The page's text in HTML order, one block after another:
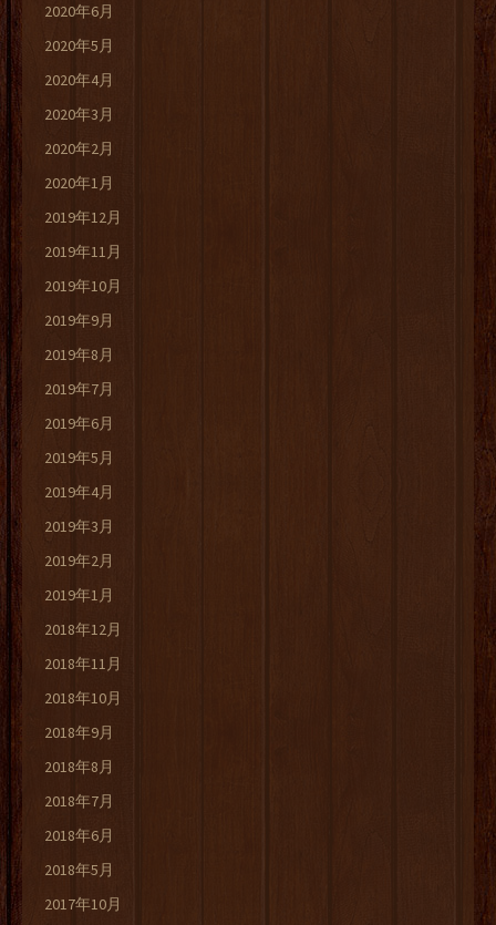
2020年6月
2020年5月
2020年4月
2020年3月
2020年2月
2020年1月
2019年12月
2019年11月
2019年10月
2019年9月
2019年8月
2019年7月
2019年6月
2019年5月
2019年4月
2019年3月
2019年2月
2019年1月
2018年12月
2018年11月
2018年10月
2018年9月
2018年8月
2018年7月
2018年6月
2018年5月
2017年10月